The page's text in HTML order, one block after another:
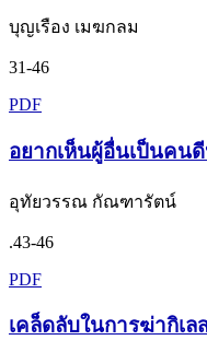
บุญเรือง เมฆกลม
31-46
PDF
อยากเห็นผู้อื่นเป็นคนดี
อุทัยวรรณ กัณฑารัตน์
.43-46
PDF
เคล็ดลับในการฆ่ากิเ